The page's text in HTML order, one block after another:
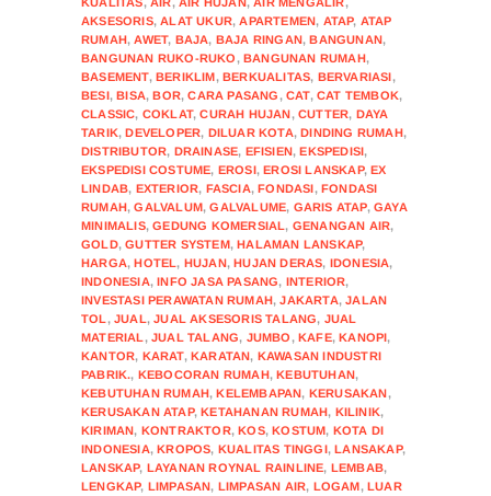
AKSESORIS,ALAT UKUR,APARTEMEN, ATAP, ATAP
RUMAH,AWET, BAJA, BAJA RINGAN,BANGUNAN,
BANGUNAN RUKO-RUKO ,BANGUNAN RUMAH,
BASEMENT,BERIKLIM,BERKUALITAS, BERVARIASI,
BESI,BISA,BOR,CARA PASANG ,CAT,CAT TEMBOK,
CLASSIC, COKLAT,CURAH HUJAN,CUTTER, DAYA
TARIK,DEVELOPER, DILUAR KOTA,DINDING RUMAH,
DISTRIBUTOR, DRAINASE, EFISIEN,EKSPEDISI,
EKSPEDISI COSTUME, EROSI,EROSI LANSKAP,EX
LINDAB, EXTERIOR, FASCIA,FONDASI,FONDASI
RUMAH,GALVALUM,GALVALUME, GARIS ATAP,GAYA
MINIMALIS,GEDUNG KOMERSIAL, GENANGAN AIR,
GOLD,GUTTER SYSTEM,HALAMAN LANSKAP,
HARGA,HOTEL, HUJAN,HUJAN DERAS, IDONESIA,
INDONESIA,INFO JASA PASANG, INTERIOR,
INVESTASI PERAWATAN RUMAH,JAKARTA,JALAN
TOL ,JUAL,JUAL AKSESORIS TALANG, JUAL
MATERIAL ,JUAL TALANG, JUMBO ,KAFE,KANOPI,
KANTOR, KARAT,KARATAN, KAWASAN INDUSTRI
PABRIK., KEBOCORAN RUMAH,KEBUTUHAN,
KEBUTUHAN RUMAH,KELEMBAPAN, KERUSAKAN,
KERUSAKAN ATAP,KETAHANAN RUMAH, KILINIK,
KIRIMAN, KONTRAKTOR,KOS,KOSTUM, KOTA DI
INDONESIA,KROPOS, KUALITAS TINGGI,LANSAKAP,
LANSKAP, LAYANAN ROYNAL RAINLINE, LEMBAB,
LENGKAP, LIMPASAN, LIMPASAN AIR, LOGAM,LUAR